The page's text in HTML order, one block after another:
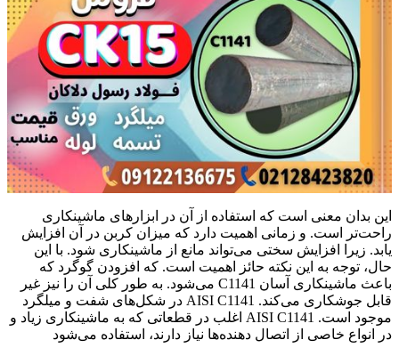
این بدان معنی است که استفاده از آن در ابزارهای ماشینکاری
راحت‌تر است. و زمانی اهمیت دارد که میزان کربن در آن افزایش
یابد. زیرا افزایش سختی می‌تواند مانع از ماشینکاری شود. با این
حال، توجه به این نکته حائز اهمیت است. که افزودن گوگرد که
باعث ماشینکاری آسان C1141 می‌شود. به طور کلی آن را نیز غیر
قابل جوشکاری می‌کند. AISI C1141 در شکل‌های شفت و میلگرد
موجود است. AISI C1141 اغلب در قطعاتی که به ماشینکاری زیاد و
در انواع خاصی از اتصال دهنده‌ها نیاز دارند، استفاده می‌شود